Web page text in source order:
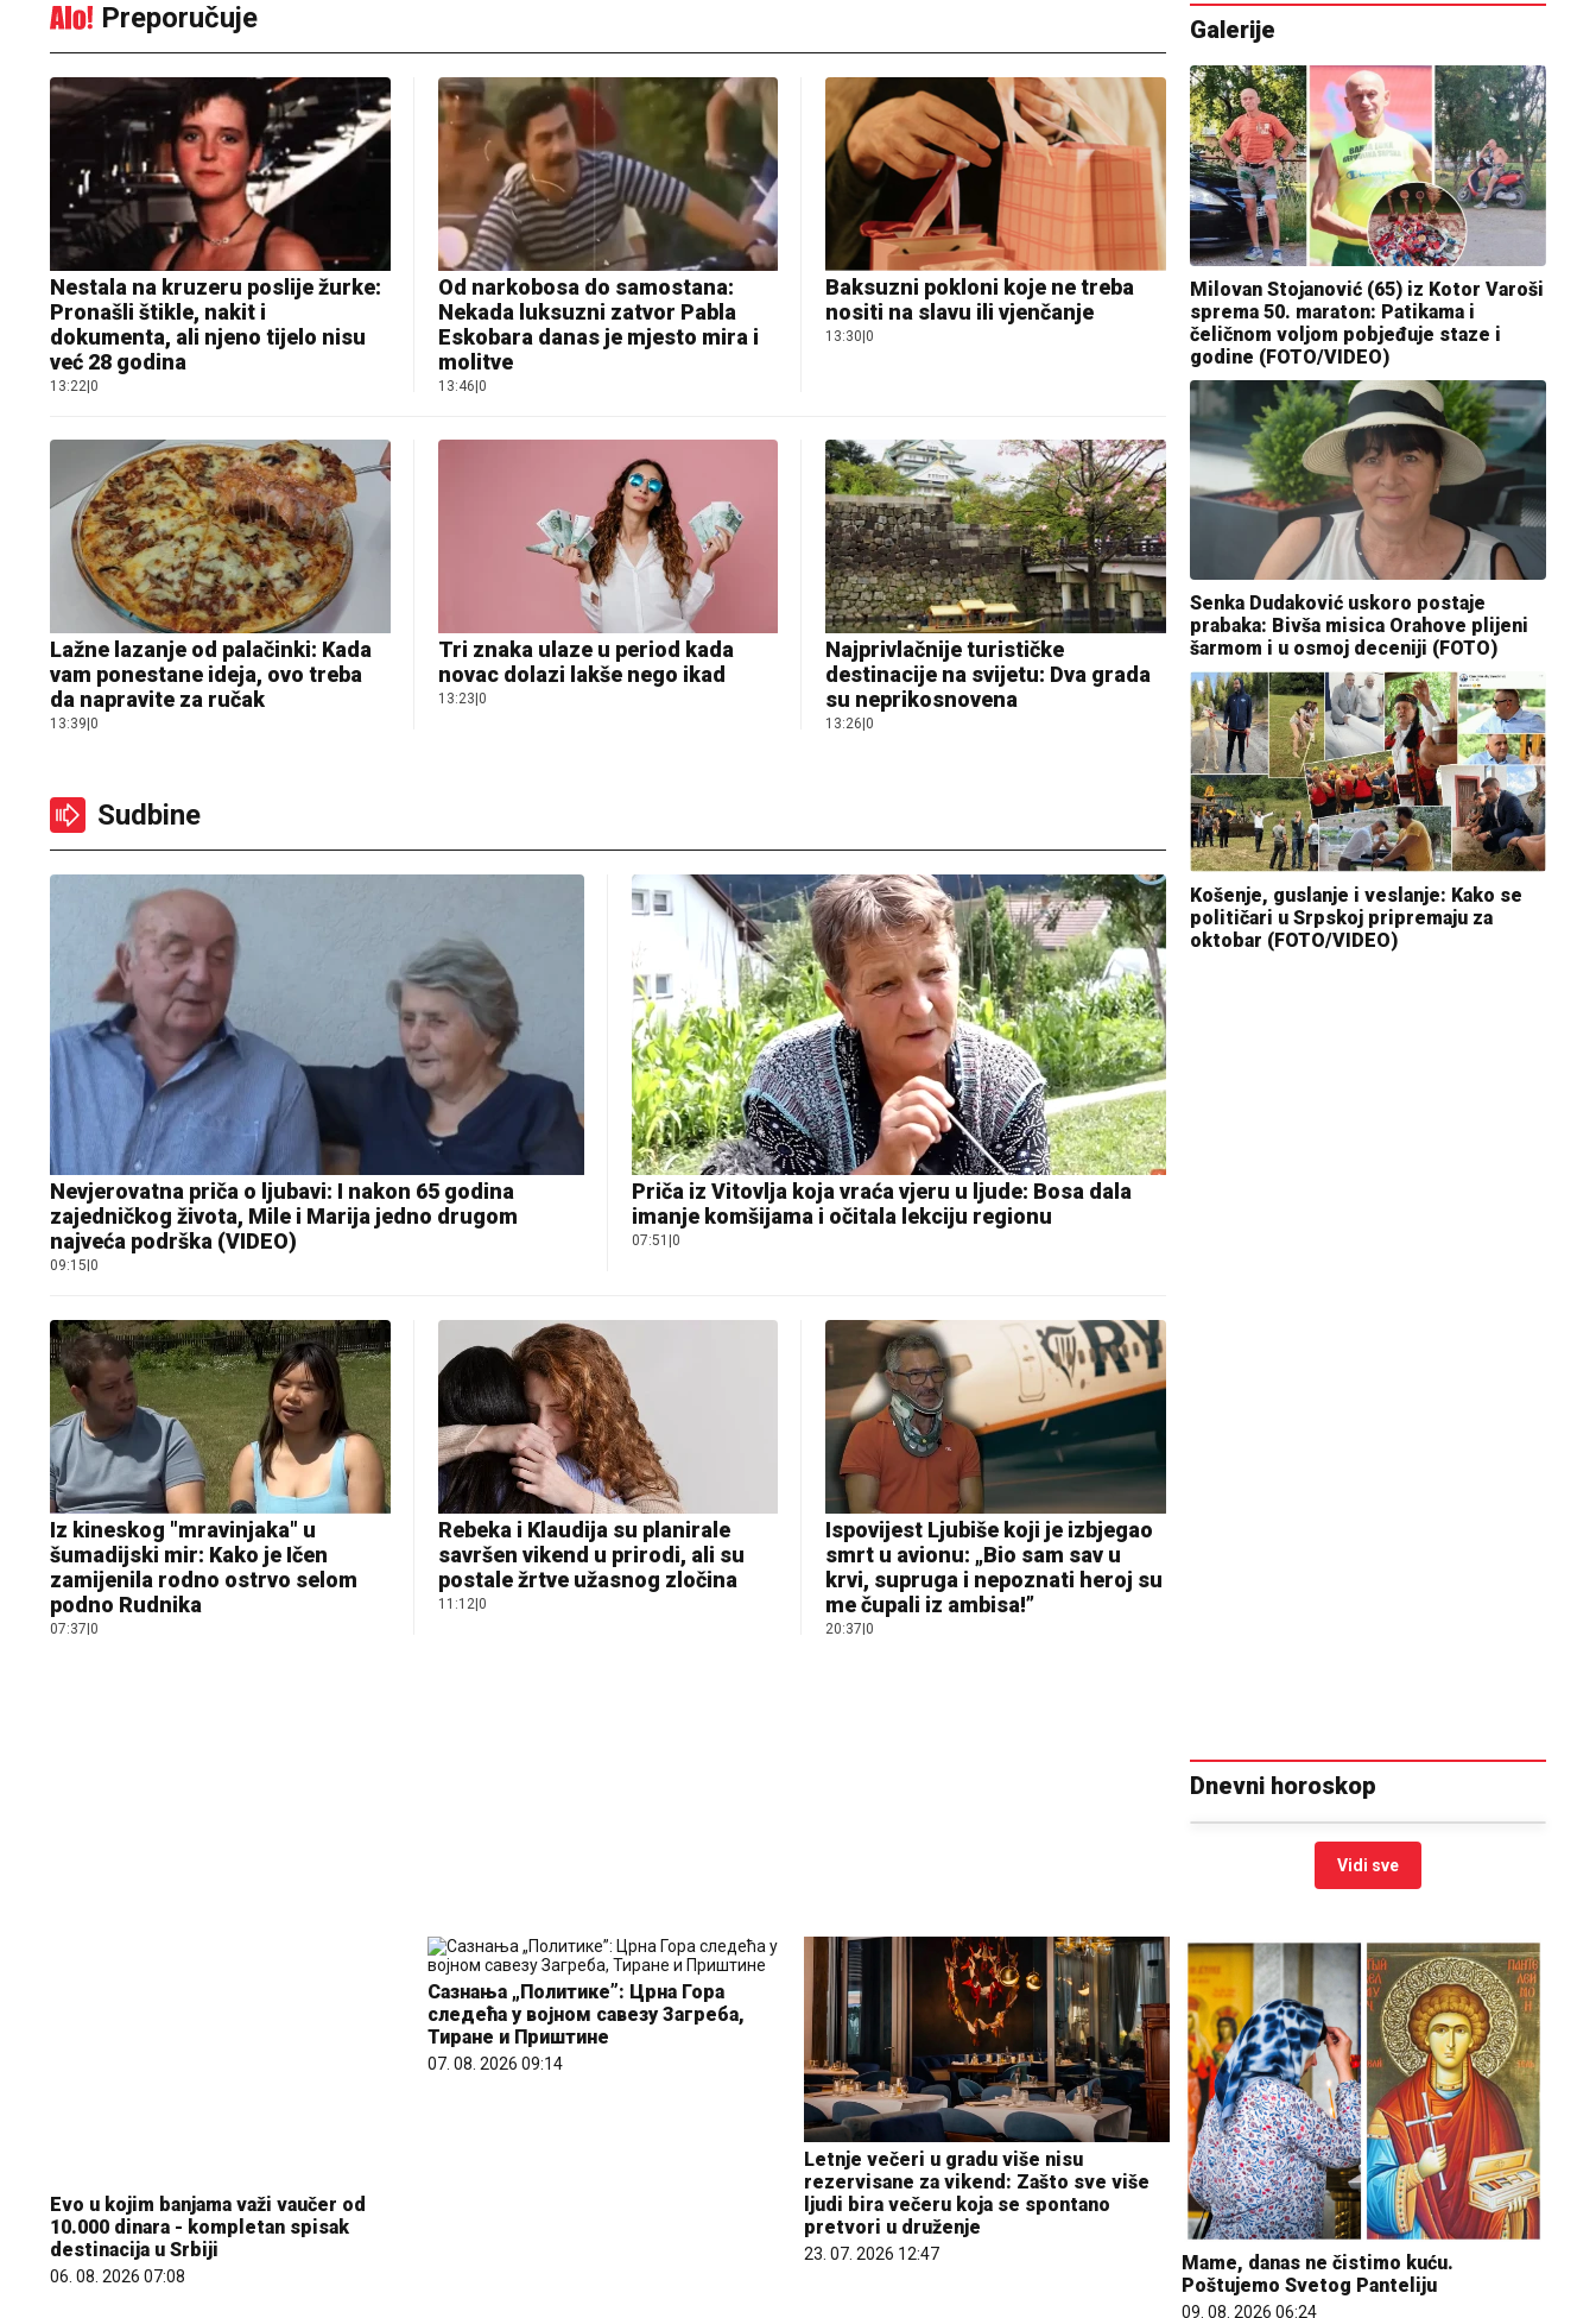
Preporučuje
Nestala na kruzeru poslije žurke:
Pronašli štikle, nakit i
dokumenta, ali njeno tijelo nisu
već 28 godina
13:22 0
Od narkobosa do samostana:
Nekada luksuzni zatvor Pabla
Eskobara danas je mjesto mira i
molitve
13:46 0
Baksuzni pokloni koje ne treba
nositi na slavu ili vjenčanje
13:30 |0
Lažne lazanje od palačinki: Kada
vam ponestane ideja, ovo treba
da napravite za ručak
13:39 0
Tri znaka ulaze u period kada
novac dolazi lakše nego ikad
13:23 0
Najprivlačnije turističke
destinacije na svijetu: Dva grada
su neprikosnovena
13:26 |0
Sudbine
Nevjerovatna priča o ljubavi: I nakon 65 godina
zajedničkog života, Mile i Marija jedno drugom
najveća podrška (VIDEO)
09:15 0
Priča iz Vitovlja koja vraća vjeru u ljude: Bosa dala
imanje komšijama i očitala lekciju regionu
07:51 0
Iz kineskog "mravinjaka" u
šumadijski mir: Kako je Ičen
zamijenila rodno ostrvo selom
podno Rudnika
07:37 0
Rebeka i Klaudija su planirale
savršen vikend u prirodi, ali su
postale žrtve užasnog zločina
11:12| 0
Ispovijest Ljubiše koji je izbjegao
smrt u avionu: „Bio sam sav u
krvi, supruga i nepoznati heroj su
me čupali iz ambisa!”
20:37 |0
Galerije
Milovan Stojanović (65) iz Kotor Varoši
sprema 50. maraton: Patikama i
čeličnom voljom pobjeđuje staze i
godine (FOTO/VIDEO)
Senka Dudaković uskoro postaje
prabaka: Bivša misica Orahove plijeni
šarmom i u osmoj deceniji (FOTO)
Košenje, guslanje i veslanje: Kako se
političari u Srpskoj pripremaju za
oktobar (FOTO/VIDEO)
Dnevni horoskop
Vidi sve
destinacija u Srbiji
06. 08. 2026 07:08
Сазнања „Политике”: Црна Гора
следећа у војном савезу Загреба,
Тиране и Приштине
07. 08. 2026 09:14
Letnje večeri u gradu više nisu
rezervisane za vikend: Zašto sve više
ljudi bira večeru koja se spontano
pretvori u druženje
23. 07. 2026 12:47
Mame, danas ne čistimo kuću.
Poštujemo Svetog Panteliju
09. 08. 2026 06:24